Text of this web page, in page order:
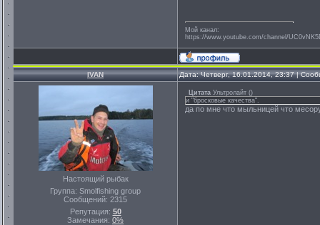
Мой канал:
https://www.youtube.com/channel/
IVAN Дата: Четверг, 16.01.2014, 23:37 |
Настоящий рыбак
Группа: Smolfishing group
Сообщений: 2315
Репутация: 50
Замечания: 0%
Цитата Ультролайт ()
и "бросковые качества".
да по мне что мыльницей что